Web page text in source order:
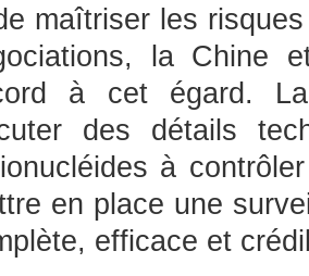
maîtriser les
la Chine
à cet égard.
des détails
à
en place une
efficace et